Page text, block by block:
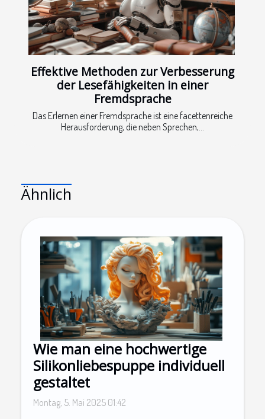
Effektive Methoden zur Verbesserung
der Lesefähigkeiten in einer
Fremdsprache
Das Erlernen einer Fremdsprache ist eine facettenreiche
Herausforderung, die neben Sprechen,...
Ähnlich
Wie man eine hochwertige
Silikonliebespuppe individuell
gestaltet
Montag, 5. Mai 2025 01:42